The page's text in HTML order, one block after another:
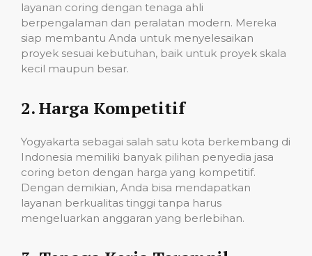
layanan coring dengan tenaga ahli
berpengalaman dan peralatan modern. Mereka
siap membantu Anda untuk menyelesaikan
proyek sesuai kebutuhan, baik untuk proyek skala
kecil maupun besar.
2.Harga Kompetitif
Yogyakarta sebagai salah satu kota berkembang di
Indonesia memiliki banyak pilihan penyedia jasa
coring beton dengan harga yang kompetitif.
Dengan demikian, Anda bisa mendapatkan
layanan berkualitas tinggi tanpa harus
mengeluarkan anggaran yang berlebihan.